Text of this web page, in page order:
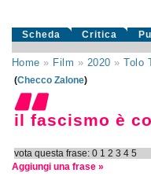
Scheda Critica
Home » Film » 2020 »Tolo
(Checco Zalone)
il fascismo è
vota questa frase: 0 1 2 3 4 5
Aggiungi una frase »